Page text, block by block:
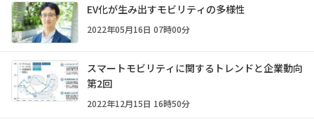
EV化が生み出すモビリティの多様性
2022年05月16日 07時00分
スマートモビリティに関するトレンドと企業動向
第2回
2022年12月15日 16時50分